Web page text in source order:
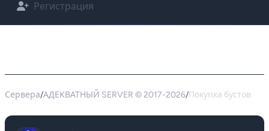
Регистрация
Сервера/АДЕКВАТНЫЙ SERVER © 2017-2026/Покупка бустов